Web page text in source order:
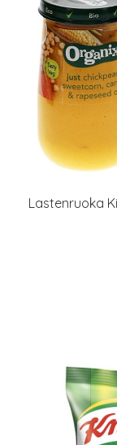
Lastenruoka